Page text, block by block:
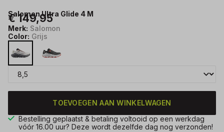
Salomon Ultra Glide 4 M
€ 149,95
Merk: Salomon
Color: Grijs
TOEVOEGEN AAN WINKELWAGEN
Bestelling geplaatst & betaling voltooid op een werkdag
vóór 16.00 uur? Deze wordt dezelfde dag nog verzonden!